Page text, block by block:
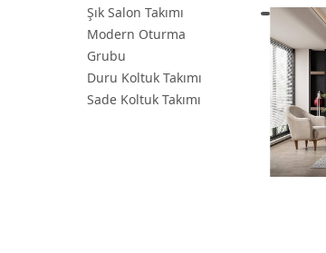
Şık Salon Takımı
Modern Oturma
Grubu
Duru Koltuk Takımı
Sade Koltuk Takımı